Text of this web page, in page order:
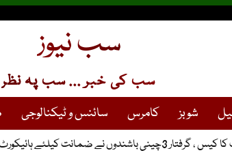
سب نیوز
سب کی خبر ... سب پہ نظر
شوبز کامرس سائنس و ٹیکنالوجی
کیلئے ہائیکورٹ سے رجوع کر لیا